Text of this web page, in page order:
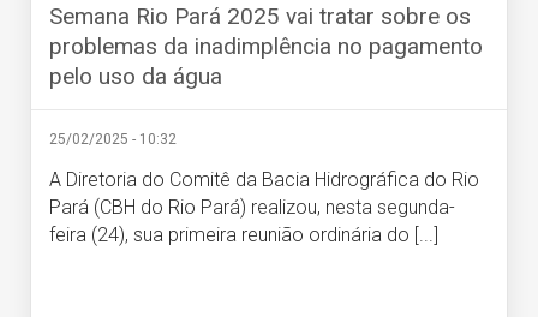
Semana Rio Pará 2025 vai tratar sobre os
problemas da inadimplência no pagamento
pelo uso da água
25/02/2025 - 10:32
A Diretoria do Comitê da Bacia Hidrográfica do Rio
Pará (CBH do Rio Pará) realizou, nesta segunda-
feira (24), sua primeira reunião ordinária do [...]